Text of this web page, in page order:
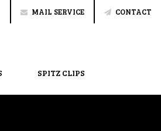
SPITZ CLIPS
MAIL SERVICE CONTACT